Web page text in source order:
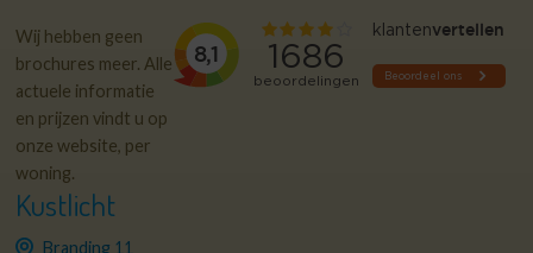
Wij hebben geen
brochures meer. Alle
actuele informatie
en prijzen vindt u op
onze website, per
woning.
Kustlicht
Branding 11